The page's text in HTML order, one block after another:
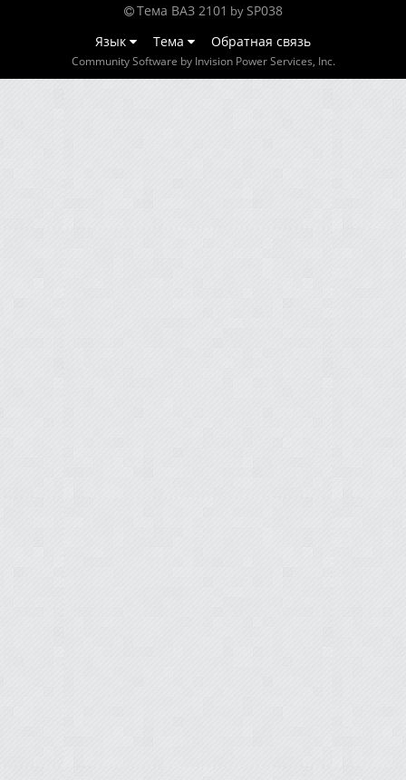
Тема ВАЗ 2101 by SP038
Язык
Тема Обратная связь
Community Software by Invision Power Services, Inc.